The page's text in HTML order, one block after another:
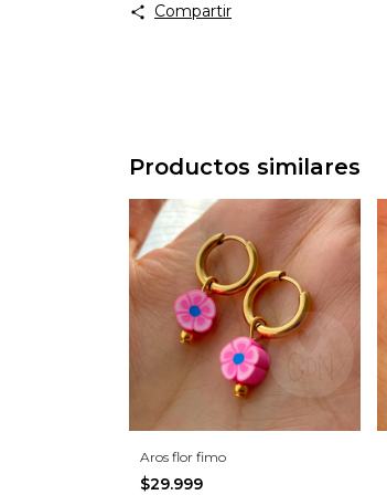
Compartir
Productos similares
Aros flor fimo
$29.999